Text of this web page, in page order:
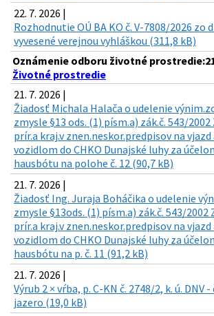
22. 7. 2026 |
Rozhodnutie OÚ BA KO č. V-7808/2026 zo
vyvesené verejnou vyhláškou (311,8 kB)
Oznámenie odboru životné
Životné prostredie
21. 7. 2026 |
Žiadosť Michala Halača o udelenie
zmysle §13 ods. (1) písm.a) zák.č. 543/2002
prír.a kraj.v znen.neskor.predpisov na
vozidlom do CHKO Dunajské luhy za
hausbótu na polohe č. 12 (90,7 kB)
21. 7. 2026 |
Žiadosť Ing. Juraja Boháčika o udelenie
zmysle §13ods. (1) písm.a) zák.č. 543/2002
prír.a kraj.v znen.neskor.predpisov na
vozidlom do CHKO Dunajské luhy za
hausbótu na p. č. 11 (91,2 kB)
21. 7. 2026 |
Výrub 2 × vŕba, p. C-KN č. 2748/2, k. ú. DNV
jazero (19,0 kB)